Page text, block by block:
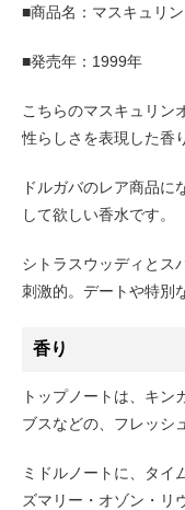
■商品名：マスキュリ
■発売年：1999年
こちらのマスキュリン
性らしさを表現した香
ドルガバのレア商品に
して欲しい香水です。
シトラスウッディとス
刺激的。デートや特別
香り
トップノートは、キン
ブスなどの、フレッシ
ミドルノートに、タイ
ズマリー・オゾン・リ